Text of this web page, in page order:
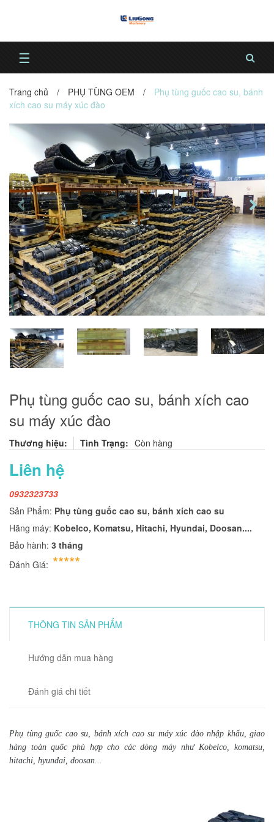
☰
Trang chủ / PHỤ TÙNG OEM /
Phụ tùng guốc cao su, bánh
xích cao su máy xúc đào
Phụ tùng guốc cao su, bánh xích cao
su máy xúc đào
Thương hiệu: Tình Trạng: Còn hàng
Liên hệ
0932323733
Sản Phẩm: Phụ tùng guốc cao su, bánh xích cao su
Hãng máy: Kobelco, Komatsu, Hitachi, Hyundai, Doosan....
Bảo hành: 3 tháng
Đánh Giá: *****
THÔNG TIN SẢN PHẨM
Hướng dẫn mua hàng
Đánh giá chi tiết
Phụ tùng guốc cao su, bánh xích cao su máy xúc đào nhập khẩu, giao
hàng toàn quốc phù hợp cho các dòng máy như Kobelco, komatsu,
hitachi, hyundai, doosan...